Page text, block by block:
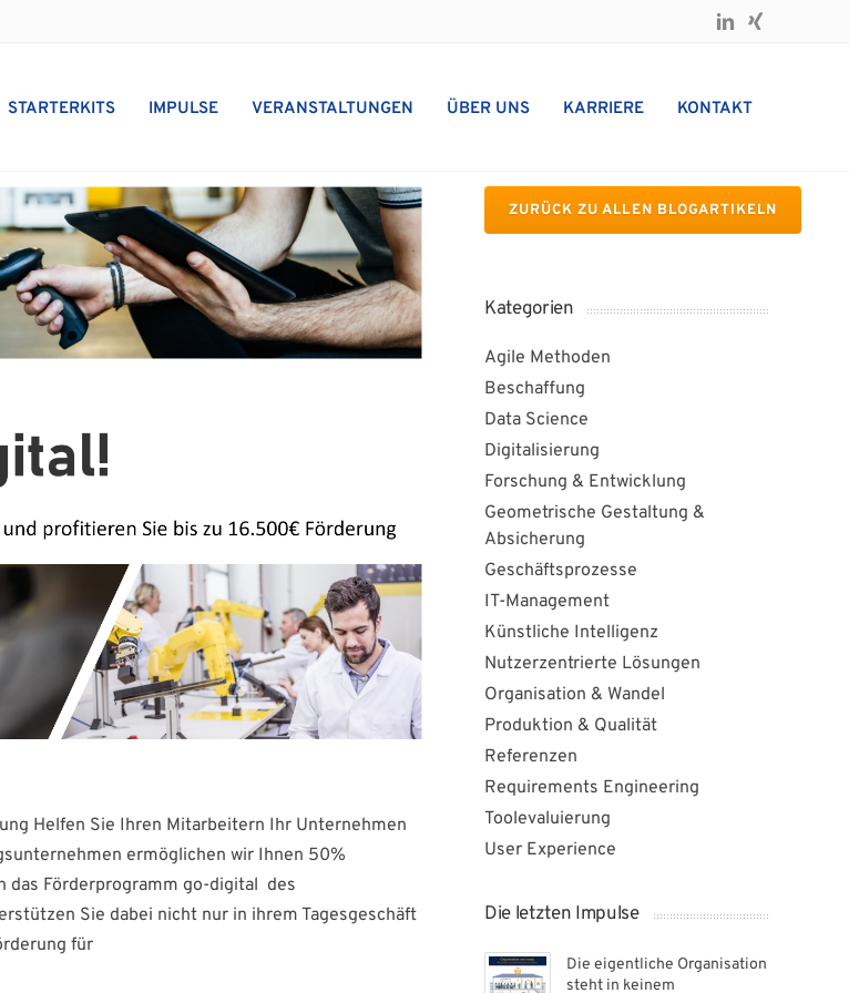
STARTERKITS IMPULSE VERANSTALTUNGEN ÜBER UNS KARRIERE KONTAKT
Helfen Sie Ihren Mitarbeitern Ihr Unternehmen
ermöglichen wir Ihnen 50%
das Förderprogramm go-digital des
Sie dabei nicht nur in ihrem Tagesgeschäft
für
ZURÜCK ZU ALLEN BLOGARTIKELN
Kategorien
Agile Methoden
Beschaffung
Data Science
Digitalisierung
Forschung & Entwicklung
Geometrische Gestaltung &
Absicherung
Geschäftsprozesse
IT-Management
Künstliche Intelligenz
Nutzerzentrierte Lösungen
Organisation & Wandel
Produktion & Qualität
Referenzen
Requirements Engineering
Toolevaluierung
User Experience
Die letzten Impulse
Die eigentliche Organisation
steht in keinem